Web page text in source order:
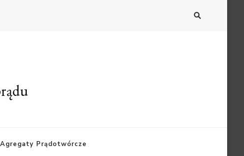
Agregaty Prądotwórcze